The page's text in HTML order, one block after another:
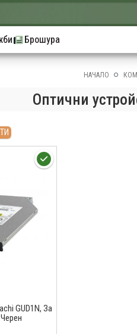
Брошура
НАЧАЛО
Оптични
GUD1N, За